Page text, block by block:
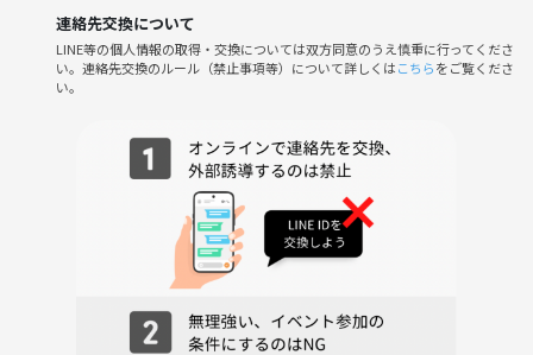
※フード・ドリンクは自由に購入可能です🍻
※持ち込みは出来ませんのでご了承ください
応援ユニホームやタオルの持参歓迎✨
無くても大丈夫です！
下記の行為はご遠慮ください。
・勧誘・営業・告知・引き抜き
・開催内容や写真、動画のSNS等への無許可投稿
連絡先交換について
LINE等の個人情報の取得・交換については双方同意のうえ慎重に行ってくださ
い。連絡先交換のルール（禁止事項等）について詳しくはこちらをご覧くださ
い。